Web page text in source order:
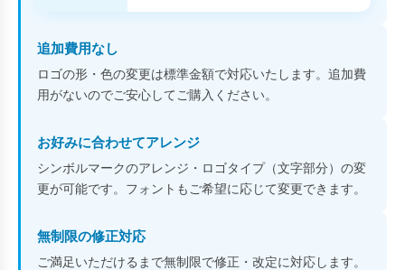
追加費用なし
ロゴの形・色の変更は標準金額で対応いたします。追加費
用がないのでご安心してご購入ください。
お好みに合わせてアレンジ
シンボルマークのアレンジ・ロゴタイプ（文字部分）の変
更が可能です。フォントもご希望に応じて変更できます。
無制限の修正対応
ご満足いただけるまで無制限で修正・改定に対応します。